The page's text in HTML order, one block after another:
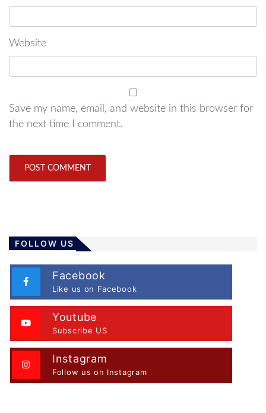
Website
Save my name, email, and website in this browser for
the next time I comment.
FOLLOW US
Facebook
Like us on Facebook
Youtube
Subscribe US
Instagram
Follow us on Instagram